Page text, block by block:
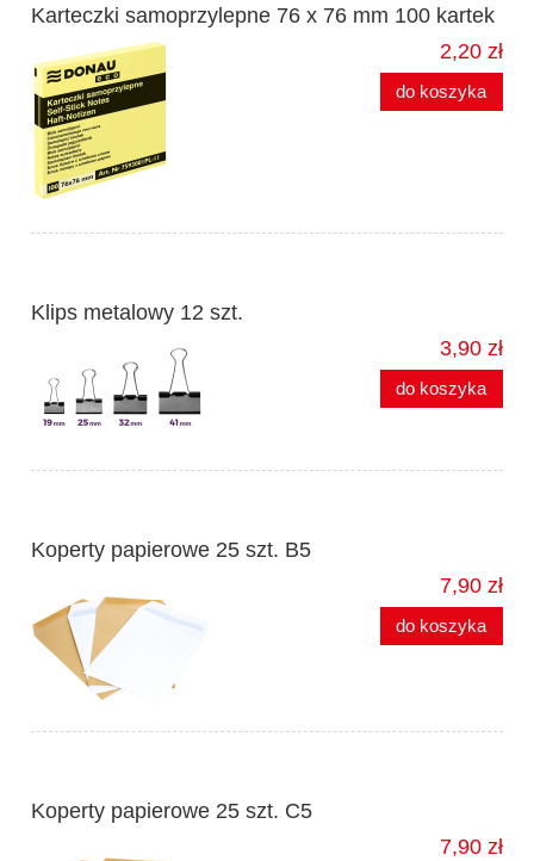
Karteczki samoprzylepne 76 x 76 mm 100 kartek
2,20 zł
do koszyka
Klips metalowy 12 szt.
3,90 zł
do koszyka
Koperty papierowe 25 szt. B5
7,90 zł
do koszyka
Koperty papierowe 25 szt. C5
7,90 zł